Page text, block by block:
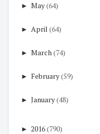
► May(64)
► April (64)
► March(74)
► February(59)
► January(48)
► 2016(790)